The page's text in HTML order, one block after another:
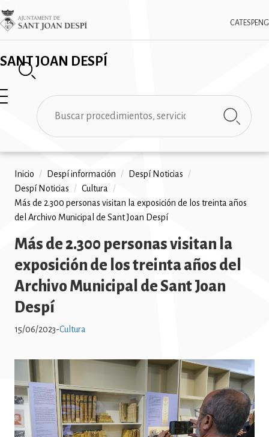
Pasar
al
contenido
SANT JOAN DESPÍ
CAT ESPENG
Imatge
✕
Buscar
Ruta
de
navegación
Inicio / Despí información / Despí Noticias
/
Despí Noticias
/ Cultura
/
Más de 2.300 personas visitan la exposición de los treinta años
del Archivo Municipal de Sant Joan Despí
Más de 2.300 personas visitan la
exposición de los treinta años del
Archivo Municipal de Sant Joan
Despí
15/06/2023-Cultura
Imatge